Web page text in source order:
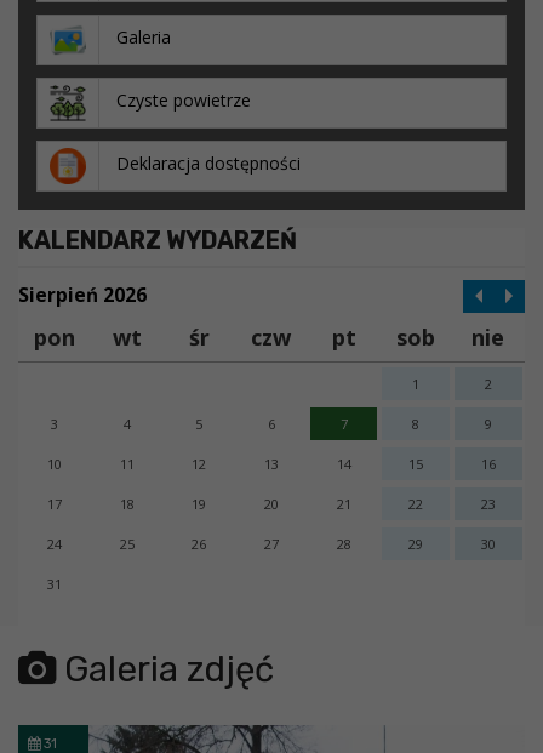
Galeria
Czyste powietrze
Deklaracja dostępności
KALENDARZ WYDARZEŃ
Sierpień 2026
pon wt śr czw pt sob nie
1 2
3 4 5 6 7 8 9
10 11 12 13 14 15 16
17 18 19 20 21 22 23
24 25 26 27 28 29 30
31
error getting json:
Galeria zdjęć
31